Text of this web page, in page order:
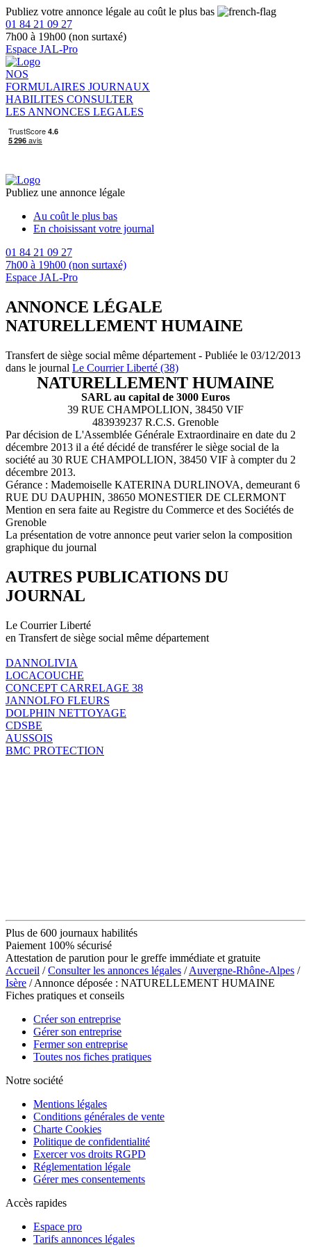
Publiez votre annonce légale au coût le plus bas
01 84 21 09 27
7h00 à 19h00 (non surtaxé)
Espace JAL-Pro
NOS
FORMULAIRES JOURNAUX
HABILITES CONSULTER
LES ANNONCES LEGALES
Publiez une annonce légale
Au coût le plus bas
En choisissant votre journal
01 84 21 09 27
7h00 à 19h00 (non surtaxé)
Espace JAL-Pro
ANNONCE LÉGALE
NATURELLEMENT HUMAINE
Transfert de siège social même département - Publiée le 03/12/2013
dans le journal Le Courrier Liberté (38)
NATURELLEMENT HUMAINE
SARL au capital de 3000 Euros
39 RUE CHAMPOLLION, 38450 VIF
483939237 R.C.S. Grenoble
Par décision de L'Assemblée Générale Extraordinaire en date du 2
décembre 2013 il a été décidé de transférer le siège social de la
société au 30 RUE CHAMPOLLION, 38450 VIF à compter du 2
décembre 2013.
Gérance : Mademoiselle KATERINA DURLINOVA, demeurant 6
RUE DU DAUPHIN, 38650 MONESTIER DE CLERMONT
Mention en sera faite au Registre du Commerce et des Sociétés de
Grenoble
La présentation de votre annonce peut varier selon la composition
graphique du journal
AUTRES PUBLICATIONS DU
JOURNAL
Le Courrier Liberté
en Transfert de siège social même département
DANNOLIVIA
LOCACOUCHE
CONCEPT CARRELAGE 38
JANNOLFO FLEURS
DOLPHIN NETTOYAGE
CDSBE
AUSSOIS
BMC PROTECTION
Plus de 600 journaux habilités
Paiement 100% sécurisé
Attestation de parution pour le greffe immédiate et gratuite
Accueil /Consulter les annonces légales /Auvergne-Rhône-Alpes /
Isère / Annonce déposée : NATURELLEMENT HUMAINE
Fiches pratiques et conseils
Créer son entreprise
Gérer son entreprise
Fermer son entreprise
Toutes nos fiches pratiques
Notre société
Mentions légales
Conditions générales de vente
Charte Cookies
Politique de confidentialité
Exercer vos droits RGPD
Réglementation légale
Gérer mes consentements
Accès rapides
Espace pro
Tarifs annonces légales